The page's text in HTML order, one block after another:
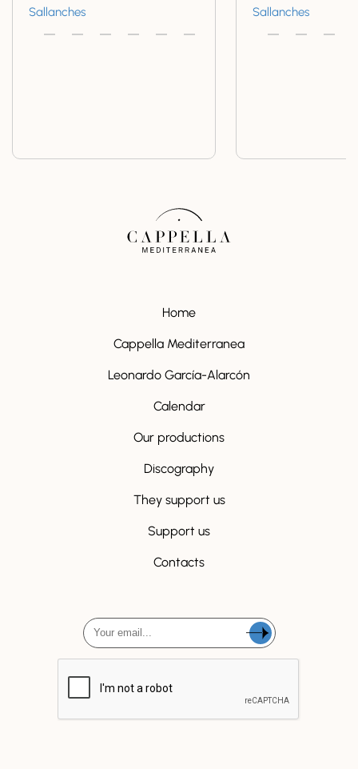
Sallanches
Sallanches
Home
Cappella Mediterranea
Leonardo García-Alarcón
Calendar
Our productions
Discography
They support us
Support us
Contacts